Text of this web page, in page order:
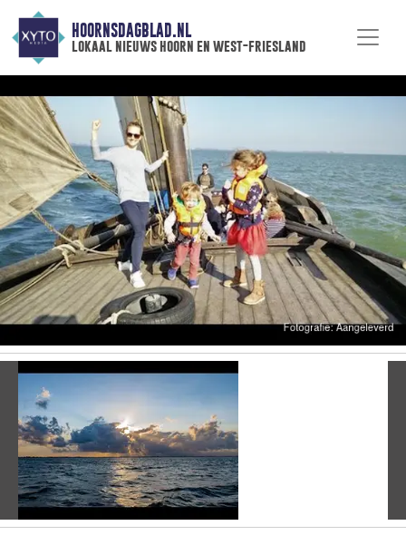
HOORNSDAGBLAD.NL
lokaal nieuws hoorn en west-friesland
Vorige